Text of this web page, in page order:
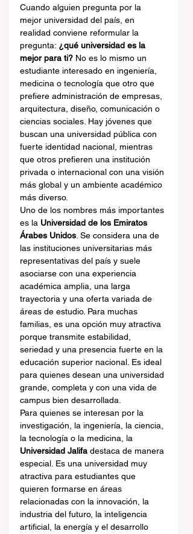
Cuando alguien pregunta por la
mejor universidad del país, en
realidad conviene reformular la
pregunta: ¿qué universidad es la
mejor para ti? No es lo mismo un
estudiante interesado en ingeniería,
medicina o tecnología que otro que
prefiere administración de empresas,
arquitectura, diseño, comunicación o
ciencias sociales. Hay jóvenes que
buscan una universidad pública con
fuerte identidad nacional, mientras
que otros prefieren una institución
privada o internacional con una visión
más global y un ambiente académico
más diverso.
Uno de los nombres más importantes
es la Universidad de los Emiratos
Árabes Unidos . Se considera una de
las instituciones universitarias más
representativas del país y suele
asociarse con una experiencia
académica amplia, una larga
trayectoria y una oferta variada de
áreas de estudio. Para muchas
familias, es una opción muy atractiva
porque transmite estabilidad,
seriedad y una presencia fuerte en la
educación superior nacional. Es ideal
para quienes desean una universidad
grande, completa y con una vida de
campus bien desarrollada.
Para quienes se interesan por la
investigación, la ingeniería, la ciencia,
la tecnología o la medicina, la
Universidad Jalifa destaca de manera
especial. Es una universidad muy
atractiva para estudiantes que
quieren formarse en áreas
relacionadas con la innovación, la
industria del futuro, la inteligencia
artificial, la energía y el desarrollo